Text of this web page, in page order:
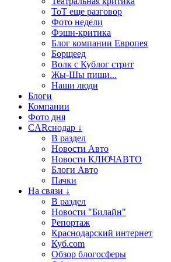
ТоТ еще разговор
Фото недели
Фэшн-критика
Блог компании Европея
Борщеед
Волк с Кублог стрит
Жы-Шы пиши...
Наши люди
Блоги
Компании
Фото дня
CARснодар ↓
В раздел
Новости Авто
Новости КЛЮЧАВТО
Блоги Авто
Пачки
На связи ↓
В раздел
Новости "Билайн"
Репортаж
Краснодарский интернет
Куб.com
Обзор блогосферы